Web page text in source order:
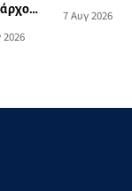
σχετικά με
7 Αυγ 2026